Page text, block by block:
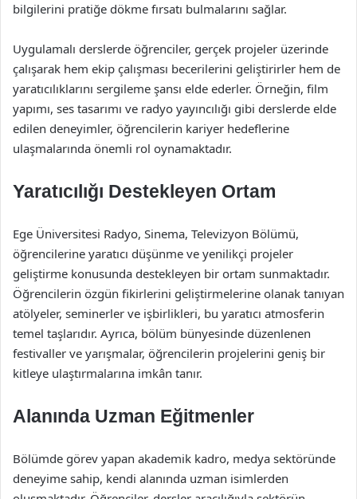
bilgilerini pratiğe dökme fırsatı bulmalarını sağlar.
Uygulamalı derslerde öğrenciler, gerçek projeler üzerinde
çalışarak hem ekip çalışması becerilerini geliştirirler hem de
yaratıcılıklarını sergileme şansı elde ederler. Örneğin, film
yapımı, ses tasarımı ve radyo yayıncılığı gibi derslerde elde
edilen deneyimler, öğrencilerin kariyer hedeflerine
ulaşmalarında önemli rol oynamaktadır.
Yaratıcılığı Destekleyen Ortam
Ege Üniversitesi Radyo, Sinema, Televizyon Bölümü,
öğrencilerine yaratıcı düşünme ve yenilikçi projeler
geliştirme konusunda destekleyen bir ortam sunmaktadır.
Öğrencilerin özgün fikirlerini geliştirmelerine olanak tanıyan
atölyeler, seminerler ve işbirlikleri, bu yaratıcı atmosferin
temel taşlarıdır. Ayrıca, bölüm bünyesinde düzenlenen
festivaller ve yarışmalar, öğrencilerin projelerini geniş bir
kitleye ulaştırmalarına imkân tanır.
Alanında Uzman Eğitmenler
Bölümde görev yapan akademik kadro, medya sektöründe
deneyime sahip, kendi alanında uzman isimlerden